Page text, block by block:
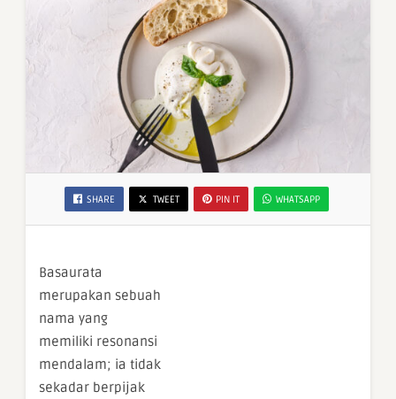
SHARE TWEET PIN IT WHATSAPP
Basaurata
merupakan sebuah
nama yang
memiliki resonansi
mendalam; ia tidak
sekadar berpijak